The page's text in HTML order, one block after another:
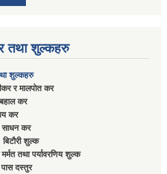
तथा शुल्कहरु
शुल्कहरु
र मालपाेत कर
कर
कर
साधन कर
शुल्क
तथा पर्यावरणिय शुल्क
दस्तुर